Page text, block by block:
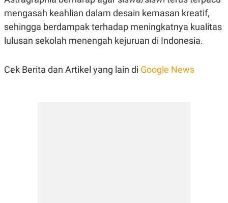
mengasah keahlian dalam desain kemasan kreatif,
sehingga berdampak terhadap meningkatnya kualitas
lulusan sekolah menengah kejuruan di Indonesia.
Cek Berita dan Artikel yang lain di Google News